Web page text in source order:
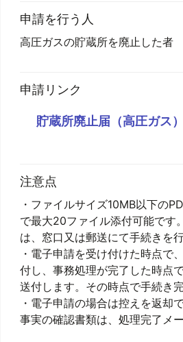
申請を行う人
高圧ガスの貯蔵所を廃止した者
申請リンク
貯蔵所廃止届（高圧ガス）
注意点
・ファイルサイズ10MB以下の
で最大20ファイル添付可能です
は、窓口又は郵送にて手続きを
・電子申請を受け付けた時点で
付し、事務処理が完了した時点
送付します。その時点で手続き
・電子申請の場合は控えを返却
事実の確認書類は、処理完了メ